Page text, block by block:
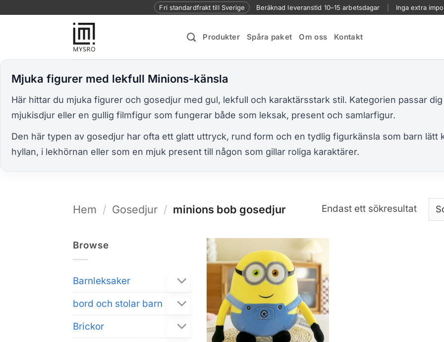
Fri standardfrakt till Sverige Beräknad leveranstid 10–15 arbetsdagar Inga extra
Produkter Spåra paket Om oss Kontakt
Mjuka figurer med lekfull Minions-känsla
Här hittar du mjuka figurer och gosedjur med gul, lekfull och karaktärsstark stil. Kategorien passar
mjukisdjur eller en gullig filmfigur som fungerar både som leksak, present och samlarfigur.
Den här typen av gosedjur har ofta ett glatt uttryck, rund form och en tydlig figurkänsla som barn lätt
hyllan, i lekhörnan eller som en mjuk present till någon som gillar roliga karaktärer.
Hem / Gosedjur / minions bob gosedjur Endast ett sökresultat
Browse
Barnleksaker
bord och stolar barn
Brickor